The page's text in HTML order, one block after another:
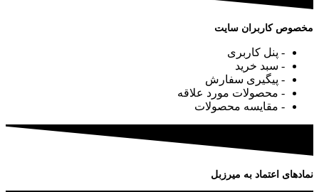
مخصوص کاربران سایت
- پنل کاربری
- سبد خرید
- پیگیری سفارش
- محصولات مورد علاقه
- مقایسه محصولات
نمادهای اعتماد به میرزبل